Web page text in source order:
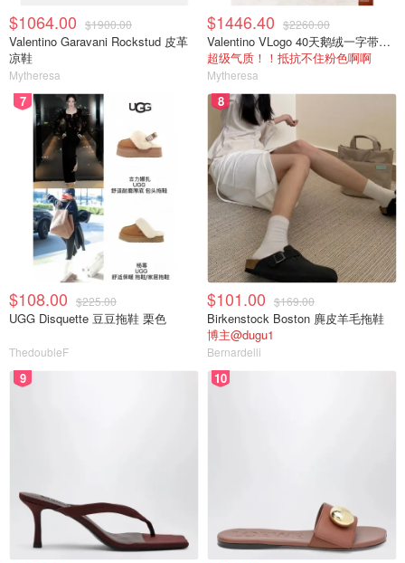
$1064.00 $1900.00
Valentino Garavani Rockstud 皮革
凉鞋
Mytheresa
$1446.40 $2260.00
Valentino VLogo 40天鹅绒一字带高跟鞋
超级气质！！抵抗不住粉色啊啊
Mytheresa
7
$108.00 $225.00
UGG Disquette 豆豆拖鞋 栗色
ThedoubleF
8
$101.00 $169.00
Birkenstock Boston 麂皮羊毛拖鞋
博主@dugu1
Bernardelli
9 10